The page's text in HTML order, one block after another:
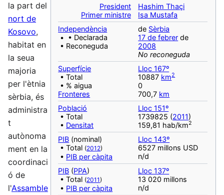
President
Primer ministre
Hashim Thaçi
Isa Mustafa
Independència
• • Declarada
• Reconeguda
de Sèrbia
17 de febrer de
2008
No reconeguda
Superfície
• Total
• % aigua
Fronteres
Lloc 167º
10887 km2
0
700,7 km
Població
• Total
• Densitat
Lloc 151º
1739825 (2011)
159,81 hab/km2
PIB (nominal)
• Total (2012)
• PIB per càpita
Lloc 143º
6527 millons USD
n/d
PIB (PPA)
• Total (2011)
• PIB per càpita
Lloc 137º
13 020 millons
n/d
la part del
nort de
Kosovo,
habitat en
la seua
majoria
per l'ètnia
sèrbia, és
administra
t
autònoma
ment en la
coordinaci
ó de
l'Assamble